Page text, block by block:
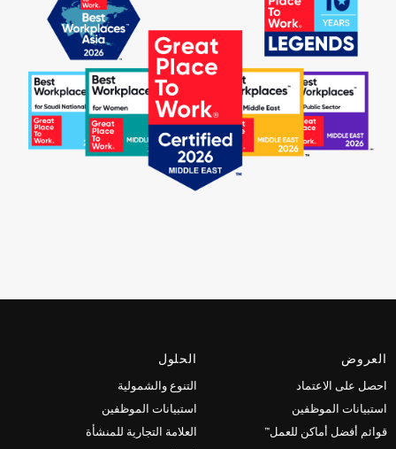
العروض
احصل على الاعتماد
استبيانات الموظفين
قوائم أفضل أماكن للعمل™
الحلول
التنوع والشمولية
استبيانات الموظفين
العلامة التجارية للمنشأة